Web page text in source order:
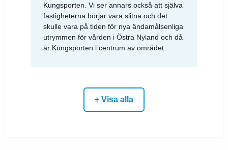
Kungsporten. Vi ser annars också att själva
fastigheterna börjar vara slitna och det
skulle vara på tiden för nya ändamålsenliga
utrymmen för vården i Östra Nyland och då
är Kungsporten i centrum av området.
+ Visa alla